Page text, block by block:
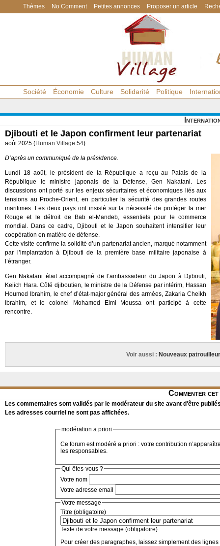
Thèmes No Comment Petites annonces Proposer un article
Société Économie Culture Solidarité Politique
Djibouti et le Japon confirment leur partenariat
août 2025 (Human Village 54).
D’après un communiqué de la présidence.
Lundi 18 août, le président de la République a reçu au Palais de la
République le ministre japonais de la Défense, Gen Nakatani. Les
discussions ont porté sur les enjeux sécuritaires et économiques liés aux
tensions au Proche-Orient, en particulier la sécurité des grandes routes
maritimes. Les deux pays ont insisté sur la nécessité de protéger la mer
Rouge et le détroit de Bab el-Mandeb, essentiels pour le commerce
mondial. Dans ce cadre, Djibouti et le Japon souhaitent intensifier leur
coopération en matière de défense.
Cette visite confirme la solidité d’un partenariat ancien, marqué notamment
par l’implantation à Djibouti de la première base militaire japonaise à
l’étranger.
Gen Nakatani était accompagné de l’ambassadeur du Japon à Djibouti,
Keiich Hara. Côté djiboutien, le ministre de la Défense par intérim, Hassan
Houmed Ibrahim, le chef d’état-major général des armées, Zakaria Cheikh
Ibrahim, et le colonel Mohamed Elmi Moussa ont participé à cette
rencontre.
Voir aussi : Nouveaux
Commenter
Les commentaires sont validés par le modérateur du site avant d'être
Les adresses courriel ne sont pas affichées.
modération a priori
Ce forum est modéré a priori : votre contribution
les responsables.
Qui êtes-vous ?
Votre nom
Votre adresse email
Votre message
Titre (obligatoire)
Texte de votre message (obligatoire)
Pour créer des paragraphes, laissez simplement des lignes